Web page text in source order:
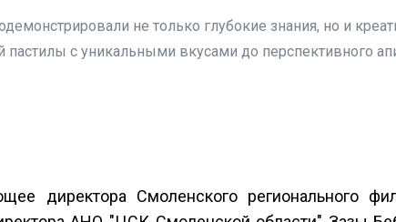
не только глубокие знания, но и
пастилы с уникальными вкусами до перспективного
директора Смоленского регионального